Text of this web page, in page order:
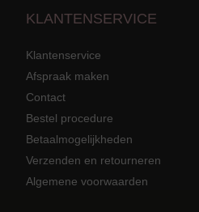
KLANTENSERVICE
Klantenservice
Afspraak maken
Contact
Bestel procedure
Betaalmogelijkheden
Verzenden en retourneren
Algemene voorwaarden
Strandkleding
terug
Alle Strandkleding
Tuniek En Blouses
Badmode met structuur stof